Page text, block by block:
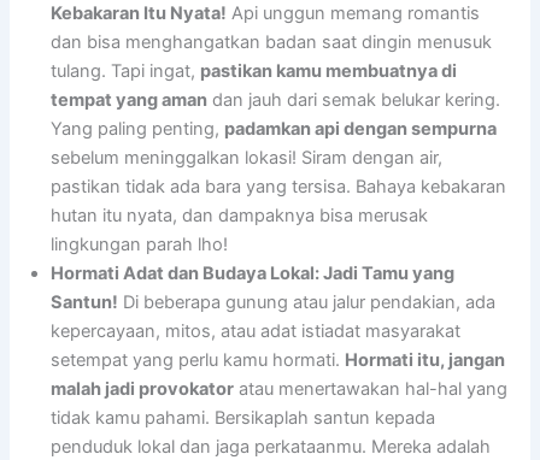
Kebakaran Itu Nyata! Api unggun memang romantis
dan bisa menghangatkan badan saat dingin menusuk
tulang. Tapi ingat, pastikan kamu membuatnya di
tempat yang aman dan jauh dari semak belukar kering.
Yang paling penting, padamkan api dengan sempurna
sebelum meninggalkan lokasi! Siram dengan air,
pastikan tidak ada bara yang tersisa. Bahaya kebakaran
hutan itu nyata, dan dampaknya bisa merusak
lingkungan parah lho!
Hormati Adat dan Budaya Lokal: Jadi Tamu yang
Santun! Di beberapa gunung atau jalur pendakian, ada
kepercayaan, mitos, atau adat istiadat masyarakat
setempat yang perlu kamu hormati. Hormati itu, jangan
malah jadi provokator atau menertawakan hal-hal yang
tidak kamu pahami. Bersikaplah santun kepada
penduduk lokal dan jaga perkataanmu. Mereka adalah